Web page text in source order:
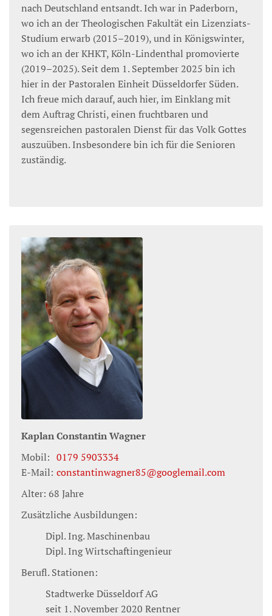
nach Deutschland entsandt. Ich war in Paderborn,
wo ich an der Theologischen Fakultät ein Lizenziats-
Studium erwarb (2015–2019), und in Königswinter,
wo ich an der KHKT, Köln-Lindenthal promovierte
(2019–2025). Seit dem 1. September 2025 bin ich
hier in der Pastoralen Einheit Düsseldorfer Süden.
Ich freue mich darauf, auch hier, im Einklang mit
dem Auftrag Christi, einen fruchtbaren und
segensreichen pastoralen Dienst für das Volk Gottes
auszuüben. Insbesondere bin ich für die Senioren
zuständig.
KaplanConstantinWagner
Mobil: 0179 5903334
E-Mail: constantinwagner85@googlemail.com
Alter: 68 Jahre
Zusätzliche Ausbildungen:
Dipl. Ing. Maschinenbau
Dipl. Ing Wirtschaftingenieur
Berufl. Stationen:
Stadtwerke Düsseldorf AG
seit 1. November 2020 Rentner